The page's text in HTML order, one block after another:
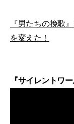
『男たちの挽歌
を変えた！
『サイレントワ